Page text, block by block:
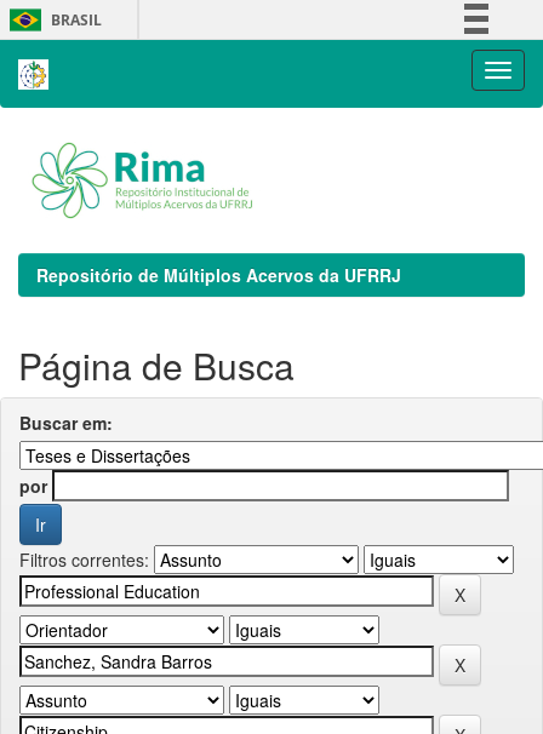
Skip
navigation
BRASIL
Repositório de Múltiplos Acervos da UFRRJ
Página de Busca
Buscar em:
por
Filtros correntes: